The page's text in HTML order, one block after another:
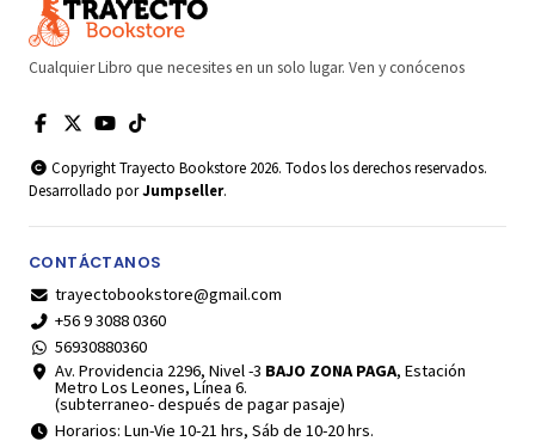
Cualquier Libro que necesites en un solo lugar. Ven y conócenos
Copyright Trayecto Bookstore 2026. Todos los derechos reservados.
Desarrollado porJumpseller.
CONTÁCTANOS
trayectobookstore@gmail.com
+56 9 3088 0360
56930880360
Av. Providencia 2296, Nivel -3 BAJO ZONA PAGA, Estación
Metro Los Leones, Línea 6.
(subterraneo- después de pagar pasaje)
Horarios: Lun-Vie 10-21 hrs, Sáb de 10-20 hrs.